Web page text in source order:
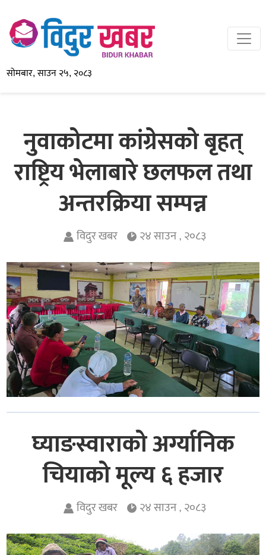
सोमबार, साउन २५, २०८३
नुवाकोटमा कांग्रेसको बृहत्
राष्ट्रिय भेलाबारे छलफल तथा
अन्तरक्रिया सम्पन्न
विदुर खबर २४ साउन , २०८३
घ्याङस्वाराको अर्ग्यानिक
चियाको मूल्य ६ हजार
विदुर खबर २४ साउन , २०८३